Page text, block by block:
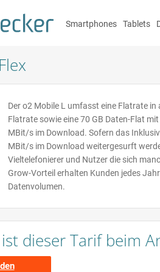
Smartphones Tablets
Der o2 Mobile L umfasst eine Flatrate in
Flatrate sowie eine 70 GB Daten-Flat
MBit/s im Download. Sofern das
MBit/s im Download weitergesurft
Vieltelefonierer und Nutzer die sich
Grow-Vorteil erhalten Kunden jedes
Datenvolumen.
dieser Tarif beim